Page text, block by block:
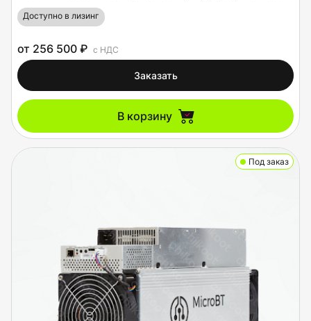
Доступно в лизинг
от 256 500 ₽ с НДС
Заказать
В корзину
Под заказ